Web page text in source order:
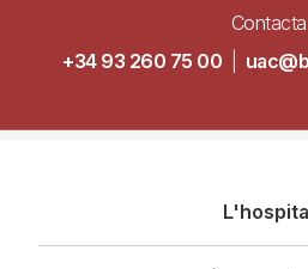
Contacta
+34 93 260 75 00
principal